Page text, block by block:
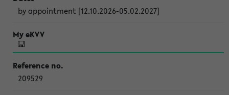
by appointment [12.10.2026-05.02.2027]
209529